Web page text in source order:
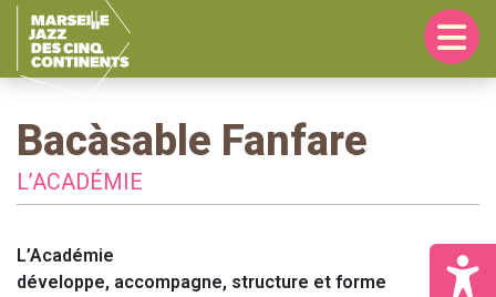
Passer
navigation
principale
Passer
contenu
principal
Passer
latérale
Bacàsable Fanfare
L’ACADÉMIE
L’Académie
développe, accompagne, structure et forme